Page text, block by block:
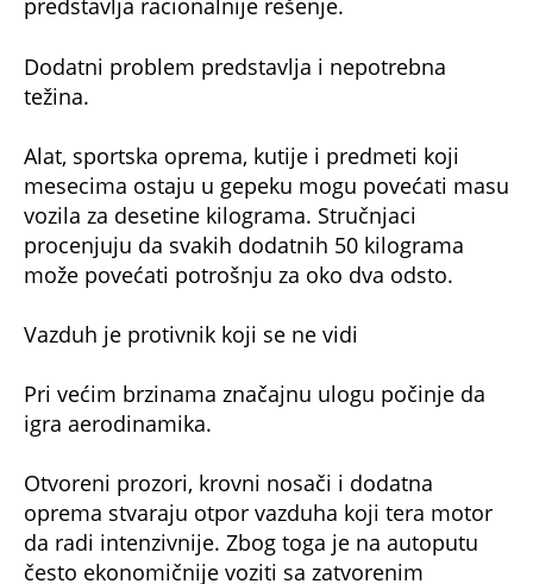
predstavlja racionalnije rešenje.
Dodatni problem predstavlja i nepotrebna
težina.
Alat, sportska oprema, kutije i predmeti koji
mesecima ostaju u gepeku mogu povećati masu
vozila za desetine kilograma. Stručnjaci
procenjuju da svakih dodatnih 50 kilograma
može povećati potrošnju za oko dva odsto.
Vazduh je protivnik koji se ne vidi
Pri većim brzinama značajnu ulogu počinje da
igra aerodinamika.
Otvoreni prozori, krovni nosači i dodatna
oprema stvaraju otpor vazduha koji tera motor
da radi intenzivnije. Zbog toga je na autoputu
često ekonomičnije voziti sa zatvorenim